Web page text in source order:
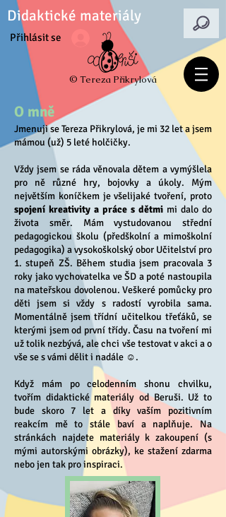
Didaktické materiály
Přihlásit se
© Tereza Přikrylová
O mně
Jmenuji se Tereza Přikrylová, je mi 32 let a jsem
mámou (už) 5 leté holčičky.
Vždy jsem se ráda věnovala dětem a vymýšlela
pro ně různé hry, bojovky a úkoly. Mým
největším koníčkem je všelijaké tvoření, proto
spojení kreativity a práce s dětmi mi dalo do
života směr. Mám vystudovanou střední
pedagogickou školu (předškolní a mimoškolní
pedagogika) a vysokoškolský obor Učitelství pro
1. stupeň ZŠ. Během studia jsem pracovala 3
roky jako vychovatelka ve ŠD a poté nastoupila
na mateřskou dovolenou. Veškeré pomůcky pro
děti jsem si vždy s radostí vyrobila sama.
Momentálně jsem třídní učitelkou třeťáků, se
kterými jsem od první třídy.Času na tvoření mi
už tolik nezbývá, ale chci vše testovat v akci a o
všese s vámi dělit i nadále ☺︎.
Když mám po celodenním shonu chvilku,
tvořím didaktické materiály od Beruši. Už to
bude skoro 7 let a díky vaším pozitivním
reakcím mě to stále baví a naplňuje. Na
stránkách najdete materiály k zakoupení (s
mými autorskými obrázky), ke stažení zdarma
nebo jen tak pro inspiraci.